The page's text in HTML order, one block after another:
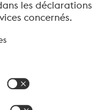
S.A.S est une société
Performance Metals
et est le leader